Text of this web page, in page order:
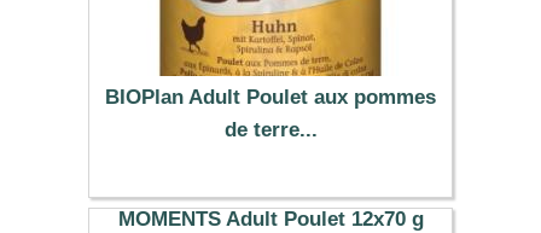
BIOPlan Adult Poulet aux pommes
de terre...
19.74 €
MOMENTS Adult Poulet 12x70 g